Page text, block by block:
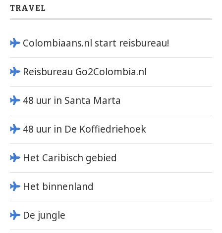
TRAVEL
Colombiaans.nl start reisbureau!
Reisbureau Go2Colombia.nl
48 uur in Santa Marta
48 uur in De Koffiedriehoek
Het Caribisch gebied
Het binnenland
De jungle